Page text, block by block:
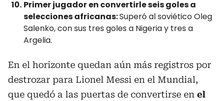
Primer jugador en convertirle seis goles a
selecciones africanas:Superó al soviético Oleg
Salenko, con sus tres goles a Nigeria y tres a
Argelia.
En el horizonte quedan aún más registros por
destrozar para Lionel Messi en el Mundial,
que quedó a las puertas de convertirse en el